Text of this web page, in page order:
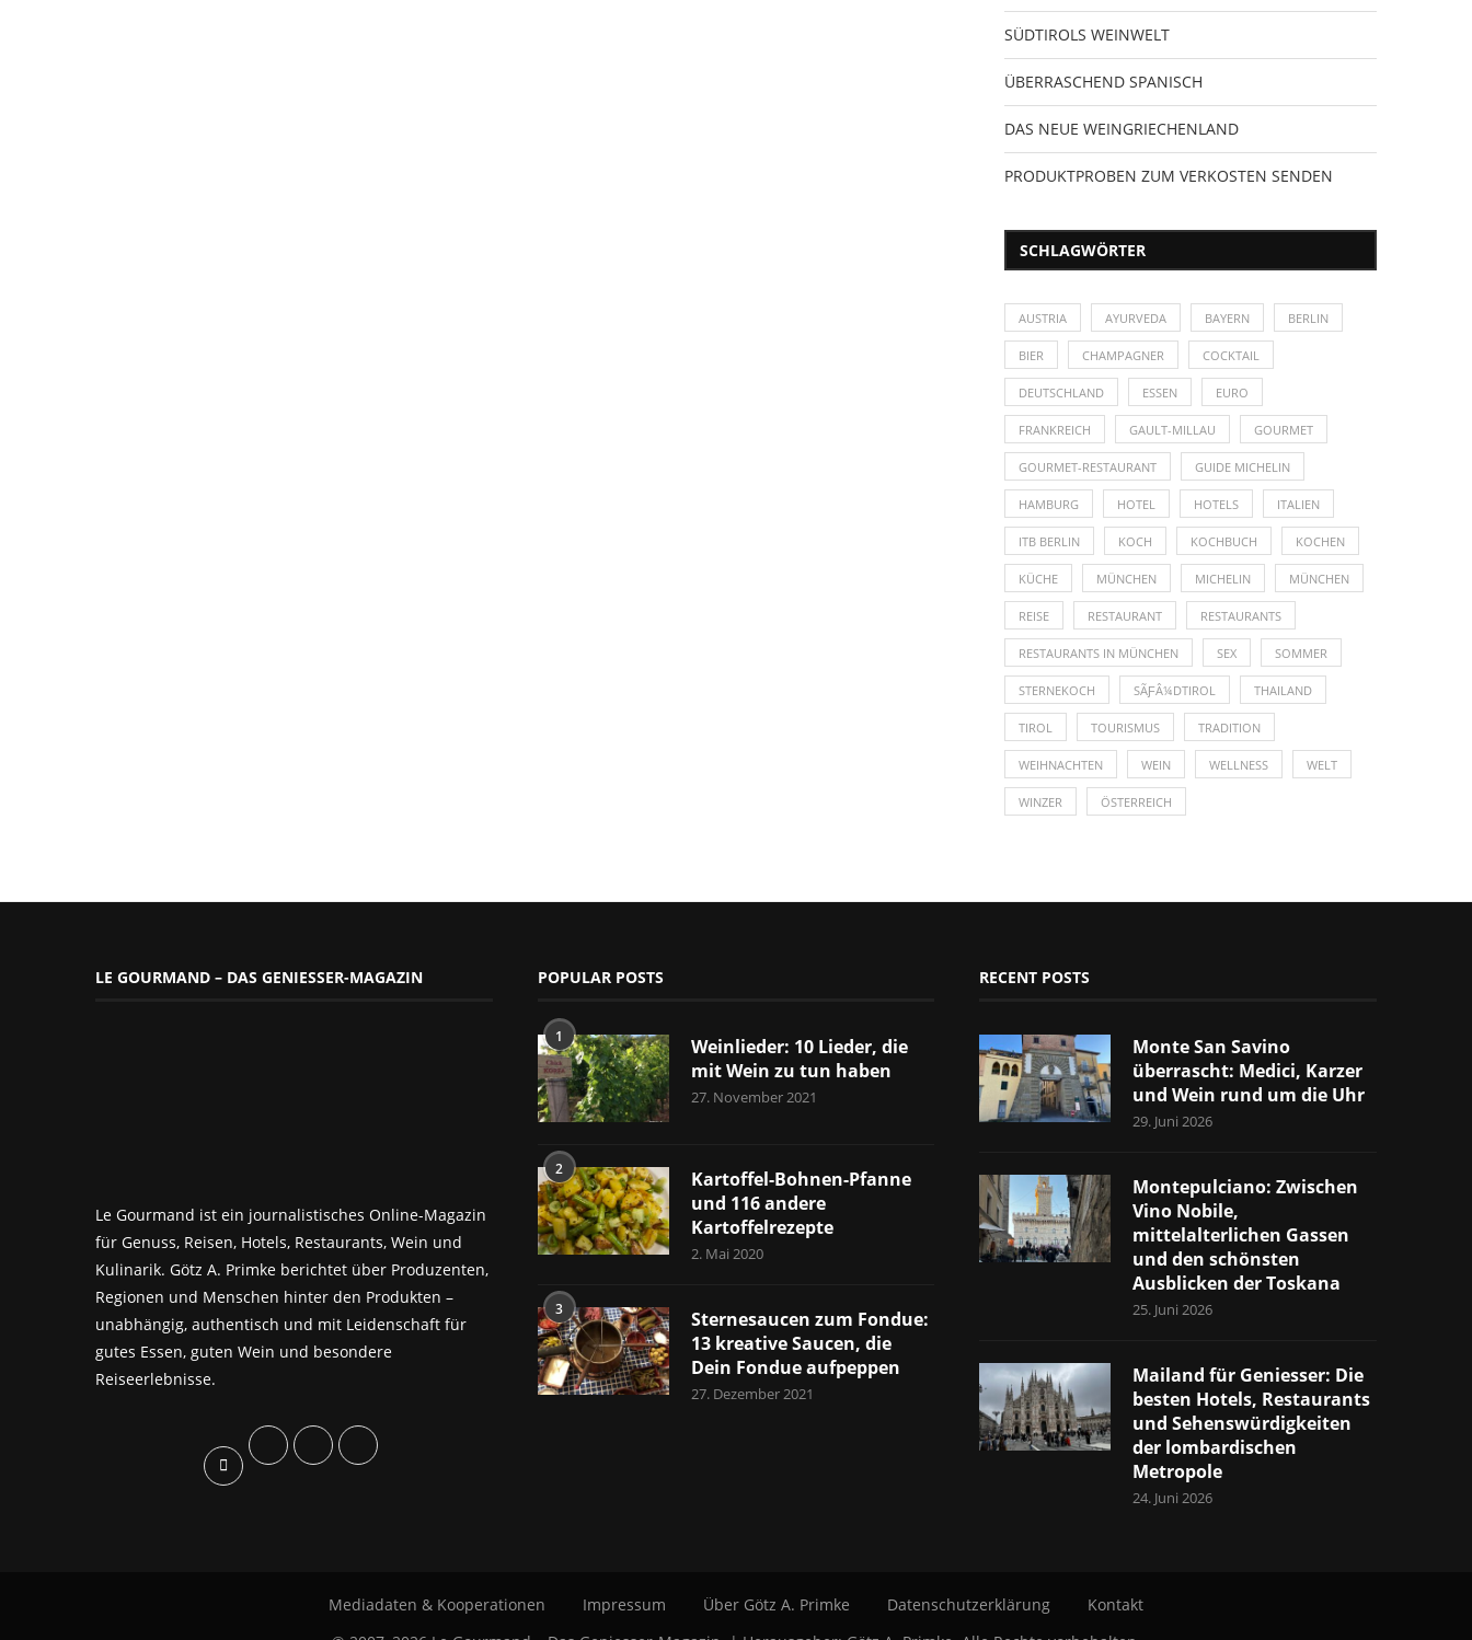
SÜDTIROLS WEINWELT
ÜBERRASCHEND SPANISCH
DAS NEUE WEINGRIECHENLAND
PRODUKTPROBEN ZUM VERKOSTEN SENDEN
SCHLAGWÖRTER
AUSTRIA AYURVEDA BAYERN BERLIN
BIER CHAMPAGNER COCKTAIL
DEUTSCHLAND ESSEN EURO
FRANKREICH GAULT-MILLAU GOURMET
GOURMET-RESTAURANT GUIDE MICHELIN
HAMBURG HOTEL HOTELS ITALIEN
ITB BERLIN KOCH KOCHBUCH KOCHEN
KÜCHE MÜNCHEN MICHELIN MÜNCHEN
REISE RESTAURANT RESTAURANTS
RESTAURANTS IN MÜNCHEN SEX SOMMER
STERNEKOCH SÃƑÂ¼DTIROL THAILAND
TIROL TOURISMUS TRADITION
WEIHNACHTEN WEIN WELLNESS WELT
WINZER ÖSTERREICH
LE GOURMAND – DAS GENIESSER-MAGAZIN
Le Gourmand ist ein journalistisches Online-Magazin
für Genuss, Reisen, Hotels, Restaurants, Wein und
Kulinarik. Götz A. Primke berichtet über Produzenten,
Regionen und Menschen hinter den Produkten –
unabhängig, authentisch und mit Leidenschaft für
gutes Essen, guten Wein und besondere
Reiseerlebnisse.
POPULAR POSTS
1
Weinlieder: 10 Lieder, die
mit Wein zu tun haben
27. November 2021
2
Kartoffel-Bohnen-Pfanne
und 116 andere
Kartoffelrezepte
2. Mai 2020
3
Sternesaucen zum Fondue:
13 kreative Saucen, die
Dein Fondue aufpeppen
27. Dezember 2021
RECENT POSTS
Monte San Savino
überrascht: Medici, Karzer
und Wein rund um die Uhr
29. Juni 2026
Montepulciano: Zwischen
Vino Nobile,
mittelalterlichen Gassen
und den schönsten
Ausblicken der Toskana
25. Juni 2026
Mailand für Geniesser: Die
besten Hotels, Restaurants
und Sehenswürdigkeiten
der lombardischen
Metropole
24. Juni 2026
Mediadaten & Kooperationen Impressum Über Götz A. Primke Datenschutzerklärung
Kontakt